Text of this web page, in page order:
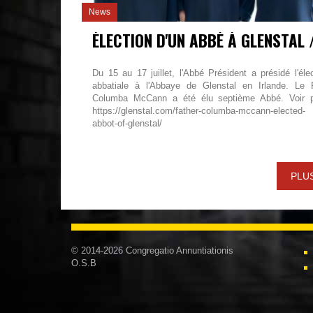
News
Du 15 au 17 juillet, l'Abbé Président a présidé
abbatiale à l'Abbaye de Glenstal en Irlande. Le
Columba McCann a été élu septième Abbé. Voir
https://glenstal.com/father-columba-mccann-elected-
abbot-of-glenstal/
© 2014-2026 Congregatio Annuntiationis
O.S.B